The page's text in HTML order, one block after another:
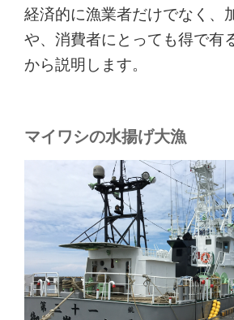
経済的に漁業者だけでなく、
や、消費者にとっても得で有
から説明します。
マイワシの水揚げ大漁